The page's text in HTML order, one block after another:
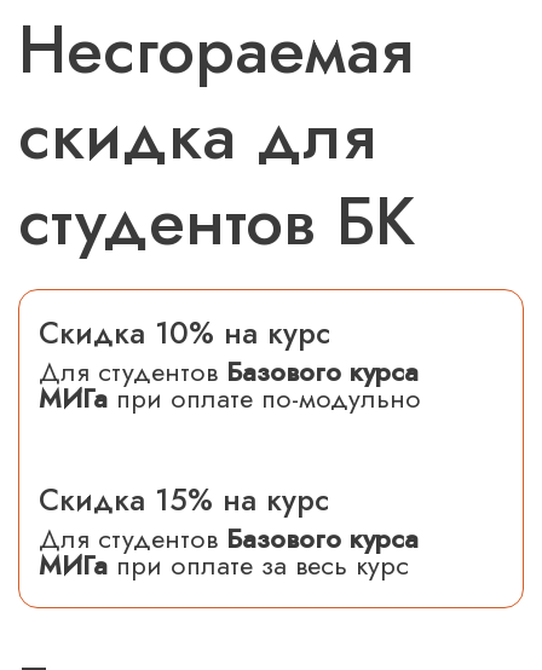
Несгораемая
скидка для
студентов БК
Скидка 10% на курс
Для студентов Базового курса
МИГа при оплате по-модульно
Скидка 15% на курс
Для студентов Базового курса
МИГа при оплате за весь курс